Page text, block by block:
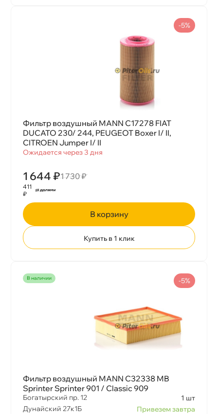
Фильтр воздушный MANN C17278 FIAT
DUCATO 230/ 244, PEUGEOT Boxer I/ II,
CITROEN Jumper I/ II
Ожидается через 3 дня
1 644 ₽1 730 ₽
-5%
411
₽
корзину
Купить в 1 клик
наличии
Фильтр воздушный MANN C32338 MB
Sprinter Sprinter 901 / Classic 909
Богатырский пр. 12
1 шт
Дунайский 27к1Б
Привезем завтра
-5%